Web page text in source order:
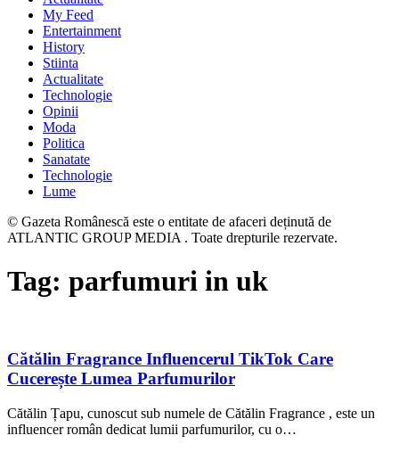
My Feed
Entertainment
History
Stiinta
Actualitate
Technologie
Opinii
Moda
Politica
Sanatate
Technologie
Lume
© Gazeta Românescă este o entitate de afaceri deținută de
ATLANTIC GROUP MEDIA . Toate drepturile rezervate.
Tag: parfumuri in uk
Cătălin Fragrance Influencerul TikTok Care
Cucerește Lumea Parfumurilor
Cătălin Țapu, cunoscut sub numele de Cătălin Fragrance , este un
influencer român dedicat lumii parfumurilor, cu o…